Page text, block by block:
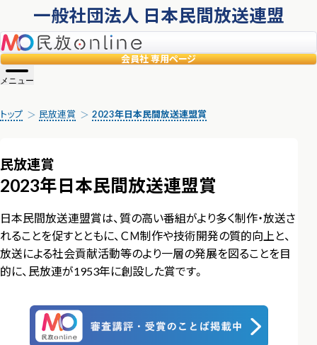
一般社団法人 日本民間放送連盟
会員社専用ページ
メニュー
トップ 民放連賞 2023年日本民間放送連盟賞
民放連賞
2023年日本民間放送連盟賞
日本民間放送連盟賞は、質の高い番組がより多く制作・放送さ
れることを促すとともに、ＣＭ制作や技術開発の質的向上と、
放送による社会貢献活動等のより一層の発展を図ることを目
的に、民放連が1953年に創設した賞です。